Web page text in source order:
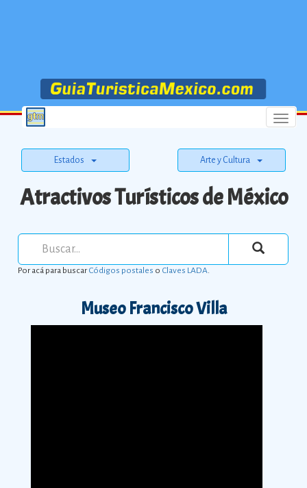
Menu
Estados Arte y Cultura
Atractivos Turísticos de México
Por acá para buscarCódigos postales o Claves LADA.
Museo Francisco Villa